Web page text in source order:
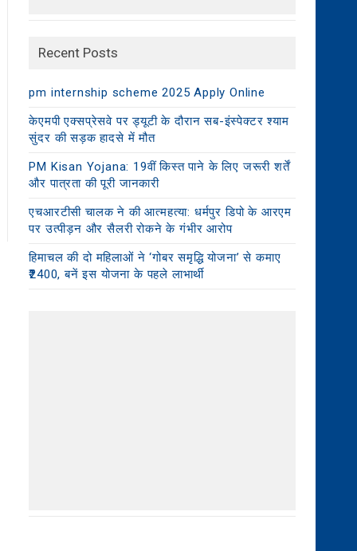
Recent Posts
pm internship scheme 2025 Apply Online
केएमपी एक्सप्रेसवे पर ड्यूटी के दौरान सब-इंस्पेक्टर श्याम
सुंदर की सड़क हादसे में मौत
PM Kisan Yojana: 19वीं किस्त पाने के लिए जरूरी शर्तें
और पात्रता की पूरी जानकारी
एचआरटीसी चालक ने की आत्महत्या: धर्मपुर डिपो के आरएम
पर उत्पीड़न और सैलरी रोकने के गंभीर आरोप
हिमाचल की दो महिलाओं ने ‘गोबर समृद्धि योजना’ से कमाए
₹2400, बनें इस योजना के पहले लाभार्थी